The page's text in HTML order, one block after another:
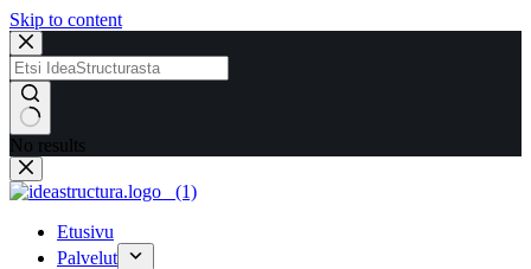
Skip to content
No results
Etusivu
Palvelut